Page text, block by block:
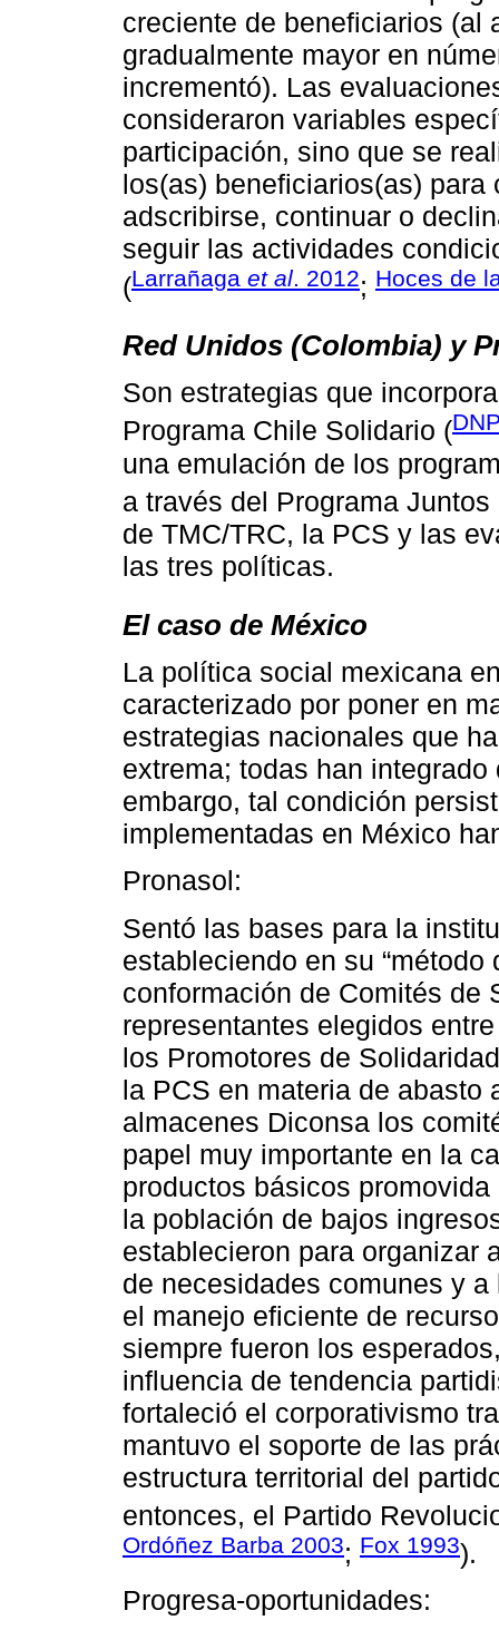
creciente de beneficiarios (al
gradualmente mayor en
incrementó). Las
consideraron variables
participación, sino que se
los(as) beneficiarios(as)
adscribirse, continuar o
seguir las actividades
(Larrañaga et al. 2012; Hoces de
Red Unidos (Colombia) y
Son estrategias que
Programa Chile Solidario (
una emulación de los
a través del Programa Juntos
de TMC/TRC, la PCS y las
las tres políticas.
El caso de México
La política social mexicana
caracterizado por poner en
estrategias nacionales que
extrema; todas han
embargo, tal condición
implementadas en México
Pronasol:
Sentó las bases para la
estableciendo en su “método
conformación de Comités de
representantes elegidos
los Promotores de
la PCS en materia de abasto
almacenes Diconsa los
papel muy importante en la
productos básicos
la población de bajos
establecieron para organizar
de necesidades comunes y
el manejo eficiente de
siempre fueron los
influencia de tendencia
fortaleció el corporativismo
mantuvo el soporte de las
estructura territorial del
entonces, el Partido
Ordóñez Barba 2003; Fox 1993).
Progresa-oportunidades: